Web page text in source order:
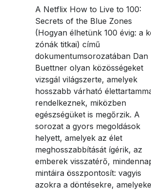
Pénzügyi podcast nőknek |
Egyértelműség, előrelátás és a
kapcsolódó gondolkodásmód –
Bank
Pénzügyi tanácsadás nőknek
Planting Hope Project
Fund for Education (FFE)
A Partner Bank mint munkaadó
Előnyök
Jelentkezési folyamat
Nyitott pozíciók
Pénzügyi podcast nőknek |
Egyértelműség, előrelátás és a
kapcsolódó gondolkodásmód –
Pénzügyi tanácsadás nőknek
Planting Hope Project
Nők és pénzügyek workshopok
Fund for Education (FFE)
Karrier
A Partner Bank mint munkaadó
Előnyök
Jelentkezési folyamat
Nyitott pozíciók
Linkedin
Twitter
Facebook
Whatsapp
Telegram
A Netflix How to Live to 100:
Secrets of the Blue Zones
(Hogyan élhetünk 100 évig: a
zónák titkai) című
dokumentumsorozatában Dan
Buettner olyan közösségeket
vizsgál világszerte, amelyek
hosszabb várható
rendelkeznek, miközben
egészségüket is megőrzik. A
sorozat a gyors megoldások
helyett, amelyek az élet
meghosszabbítását ígérik, az
emberek visszatérő,
mintáira összpontosít: vagyis
azokra a döntésekre,